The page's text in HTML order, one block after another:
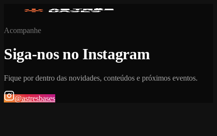
Acompanhe
Siga-nos no Instagram
Fique por dentro das novidades, conteúdos e próximos eventos.
@astresbases